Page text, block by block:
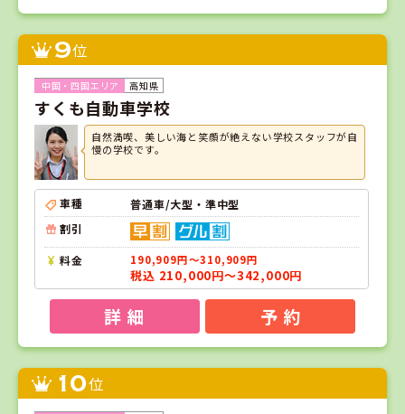
9位
高知県
すくも自動車学校
自然満喫、美しい海と笑顔が絶えない学校スタッフが自
慢の学校です。
車種
普通車/大型・準中型
割引
料金 190,909円～310,909円
税込 210,000円～342,000円
詳 細 予 約
10位